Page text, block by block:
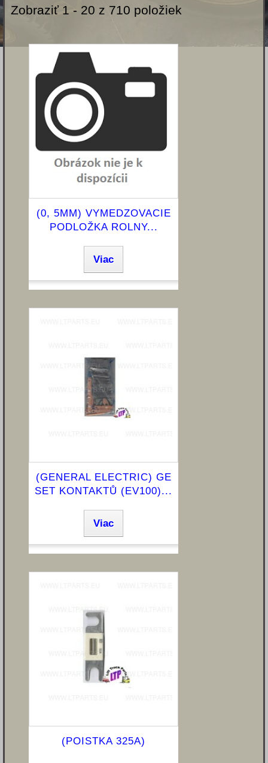
Zobraziť 1 - 20 z 710 položiek
(0, 5MM) VYMEDZOVACIE
PODLOŽKA ROLNY...
Viac
(GENERAL ELECTRIC) GE
SET KONTAKTŮ (EV100)...
Viac
(POISTKA 325A)